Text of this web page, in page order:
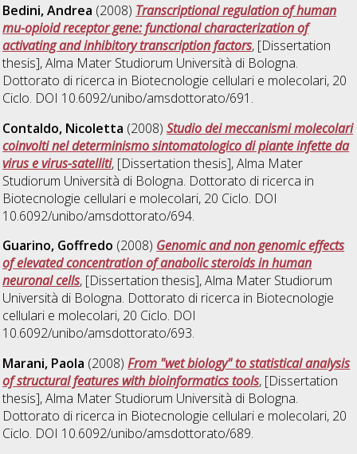
Bedini, Andrea (2008) Transcriptional regulation of human
mu-opioid receptor gene: functional characterization of
activating and inhibitory transcription factors, [Dissertation
thesis], Alma Mater Studiorum Università di Bologna.
Dottorato di ricerca in Biotecnologie cellulari e molecolari, 20
Ciclo. DOI 10.6092/unibo/amsdottorato/691.
Contaldo, Nicoletta (2008)Studio dei meccanismi molecolari
coinvolti nel determinismo sintomatologico di piante infette da
virus e virus-satelliti, [Dissertation thesis], Alma Mater
Studiorum Università di Bologna. Dottorato di ricerca in
Biotecnologie cellulari e molecolari, 20 Ciclo. DOI
10.6092/unibo/amsdottorato/694.
Guarino, Goffredo (2008) Genomic and non genomic effects
of elevated concentration of anabolic steroids in human
neuronal cells, [Dissertation thesis], Alma Mater Studiorum
Università di Bologna. Dottorato di ricerca in Biotecnologie
cellulari e molecolari, 20 Ciclo. DOI
10.6092/unibo/amsdottorato/693.
Marani, Paola (2008)From "wet biology" to statistical analysis
of structural features with bioinformatics tools, [Dissertation
thesis], Alma Mater Studiorum Università di Bologna.
Dottorato di ricerca in Biotecnologie cellulari e molecolari, 20
Ciclo. DOI 10.6092/unibo/amsdottorato/689.